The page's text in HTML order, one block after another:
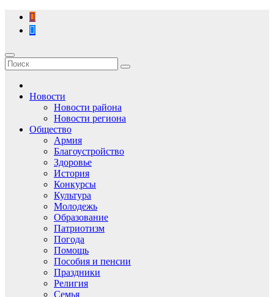
Перейти
содержимому
Новости
Новости района
Новости региона
Общество
Армия
Благоустройство
Здоровье
История
Конкурсы
Культура
Молодежь
Образование
Патриотизм
Погода
Помощь
Пособия и пенсии
Праздники
Религия
Семья